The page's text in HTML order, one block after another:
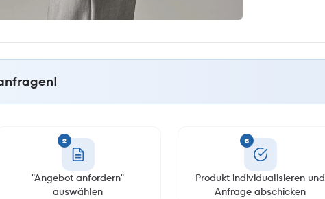
2
"Angebot anfordern"
auswählen
3
Produkt individualisieren und
Anfrage abschicken